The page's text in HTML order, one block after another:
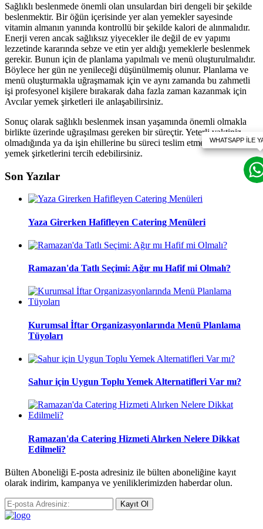
Sağlıklı beslenmede önemli olan unsulardan biri dengeli bir şekilde
beslenmektir. Bir öğün içerisinde yer alan yemekler sayesinde
vitamin almanın yanında kontrollü bir şekilde kalori de alınmalıdır.
Enerji veren ancak sağlıksız yiyecekler ile değil de ev yapımı
lezzetinde kararında sebze ve etin yer aldığı yemeklerle beslenmek
gerekir. Bunun için de planlama yapılmalı ve menü oluşturulmalıdır.
Böylece her gün ne yenileceği düşünülmemiş olunur. Planlama ve
menü oluşturmakla uğraşmamak için ve aynı zamanda bu zahmetli
işi profesyonel kişilere bırakarak daha fazla zaman kazanmak için
Avcılar yemek şirketleri ile anlaşabilirsiniz.
Sonuç olarak sağlıklı beslenmek insan yaşamında önemli olmakla
birlikte üzerinde uğraşılması gereken bir süreçtir. Yeterli vaktiniz
olmadığında ya da işin ehillerine bu süreci teslim etmek istediğinizde
yemek şirketlerini tercih edebilirsiniz.
Son Yazılar
Yaza Girerken Hafifleyen Catering Menüleri
Ramazan'da Tatlı Seçimi: Ağır mı Hafif mi Olmalı?
Kurumsal İftar Organizasyonlarında Menü Planlama
Tüyoları
Sahur için Uygun Toplu Yemek Alternatifleri Var mı?
Ramazan'da Catering Hizmeti Alırken Nelere Dikkat
Edilmeli?
Bülten Aboneliği E-posta adresiniz ile bülten aboneliğine kayıt
olarak indirim, kampanya ve yeniliklerimizden haberdar olun.
Kayıt Ol